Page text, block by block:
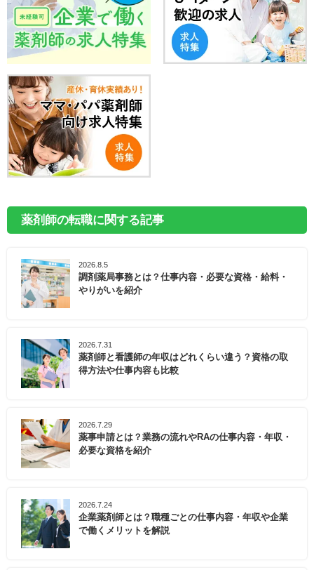
薬剤師の転職に関する記事
2026.8.5
調剤薬局事務とは？仕事内容・必要な資格・給料・
やりがいを紹介
2026.7.31
薬剤師と看護師の年収はどれくらい違う？資格の取
得方法や仕事内容も比較
2026.7.29
薬事申請とは？業務の流れやRAの仕事内容・年収・
必要な資格を紹介
2026.7.24
企業薬剤師とは？職種ごとの仕事内容・年収や企業
で働くメリットを解説